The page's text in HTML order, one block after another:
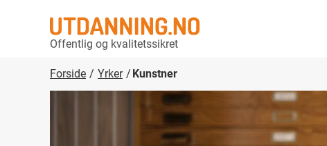
Offentlig og kvalitetssikret
Forside Yrker Kunstner